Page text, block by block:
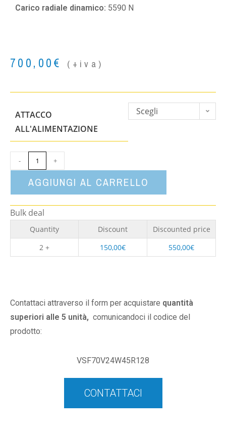
Carico radiale dinamico: 5590 N
700,00€ (+iva)
ATTACCO
ALL'ALIMENTAZIONE
Scegli
- +
AGGIUNGI AL CARRELLO
Bulk deal
Quantity Discount
Discounted price
2 +
150,00€ 550,00€
Contattaci attraverso il form per acquistare quantità
superiori alle 5 unità, comunicandoci il codice del
prodotto:
VSF70V24W45R128
CONTATTACI